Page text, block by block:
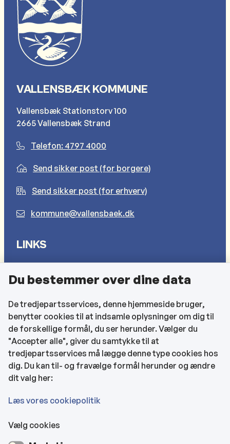
VALLENSBÆK KOMMUNE
Vallensbæk Stationstorv 100
2665 Vallensbæk Strand
Telefon: 4797 4000
Send sikker post (for borgere)
Send sikker post (for erhverv)
kommune@vallensbaek.dk
LINKS
Cookies
Find EAN-numre
CVR og bankoplysninger
Tilgængelighedserklæring
KONTAKTOPLYSNINGER
Rådhuset
Kultur- & Borgerhuset
Du bestemmer over dine data
De tredjepartsservices, denne hjemmeside bruger,
benytter cookies til at indsamle oplysninger om dig til
de forskellige formål, du ser herunder. Vælger du
"Accepter alle", giver du samtykke til at
tredjepartsservices må lægge denne type cookies hos
dig. Du kan til- og fravælge formål herunder og ændre
dit valg her:
Læs vores cookiepolitik
Vælg cookies